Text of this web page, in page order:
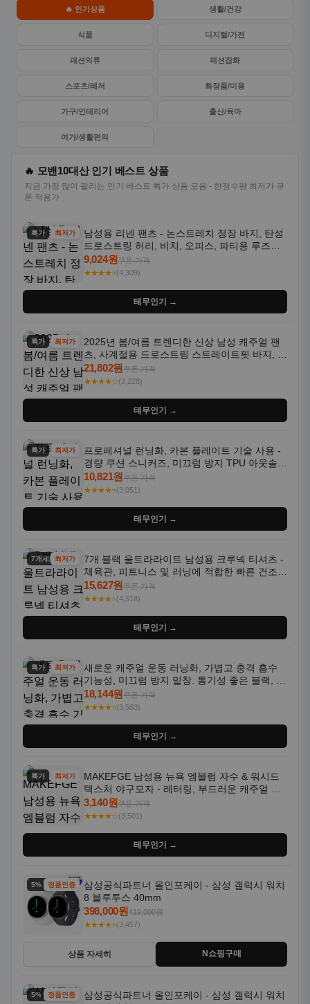
🔥 인기상품 생활/건강
식품 디지털/가전
패션의류 패션잡화
스포츠/레저 화장품/미용
가구/인테리어 출산/육아
여가/생활편의
🔥 모밴10대산 인기 베스트 상품
지금 가장 많이 팔리는 인기 베스트 특가 상품 모음 - 한정수량 최저가 쿠
폰 적용가
특가 최저가
남성용 리넨 팬츠 - 논스트레치 정장 바지, 탄성
드로스트링 허리, 비치, 오피스, 파티용 루즈핏
트라우저 - 세탁기 사용 가능한 캐주얼 정장 의
상
9,024원쿠폰 가격
★★★★⭐(4,309)
테무인기 →
특가 최저가
2025년 봄/여름 트렌디한 신상 남성 캐주얼 팬
츠, 사계절용 드로스트링 스트레이트핏 바지, 한
국 스타일, 활용도 높은 아웃도어 및 정장용, 발
목 바지
21,802원쿠폰 가격
★★★★☆(3,228)
테무인기 →
특가 최저가
프로페셔널 런닝화, 카본 플레이트 기술 사용 -
경량 쿠션 스니커즈, 미끄럼 방지 TPU 아웃솔,
통기성 화이트-퍼플 그라데이션, 헬스, 트레이
닝 - 남성용, 여성용, 모든 계절에 적합
10,821원쿠폰 가격
★★★★⭐(3,051)
테무인기 →
7개세트최저가
7개 블랙 울트라라이트 남성용 크루넥 티셔츠 -
체육관, 피트니스 및 러닝에 적합한 빠른 건조,
통기성 좋은 수분 흡수 반팔 운동복
15,627원쿠폰 가격
★★★★⭐(4,518)
테무인기 →
특가 최저가
새로운 캐주얼 운동 러닝화, 가볍고 충격 흡수
기능성, 미끄럼 방지 밑창. 통기성 좋은 블랙, 화
이트, 퍼플 그라데이션 색상
18,144원쿠폰 가격
★★★★⭐(3,563)
테무인기 →
특가 최저가
MAKEFGE 남성용 뉴욕 엠블럼 자수 & 워시드
텍스처 야구모자 - 레터링, 부드러운 캐주얼 모
자, NYC 스타일
3,140원쿠폰 가격
★★★★☆(3,501)
테무인기 →
5% 할인정품인증
삼성공식파트너 올인포케이 - 삼성 갤럭시 워치
8 블루투스 40mm
398,000원419,000원
★★★★⭐(3,457)
상품 자세히 N쇼핑구매
5% 할인정품인증
삼성공식파트너 올인포케이 - 삼성 갤럭시 워치